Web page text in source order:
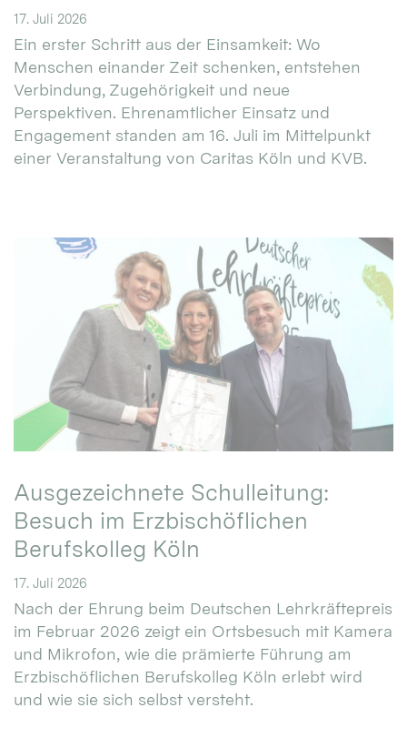
17. Juli 2026
Ein erster Schritt aus der Einsamkeit: Wo
Menschen einander Zeit schenken, entstehen
Verbindung, Zugehörigkeit und neue
Perspektiven. Ehrenamtlicher Einsatz und
Engagement standen am 16. Juli im Mittelpunkt
einer Veranstaltung von Caritas Köln und KVB.
Ausgezeichnete Schulleitung:
Besuch im Erzbischöflichen
Berufskolleg Köln
17. Juli 2026
Nach der Ehrung beim Deutschen Lehrkräftepreis
im Februar 2026 zeigt ein Ortsbesuch mit Kamera
und Mikrofon, wie die prämierte Führung am
Erzbischöflichen Berufskolleg Köln erlebt wird
und wie sie sich selbst versteht.